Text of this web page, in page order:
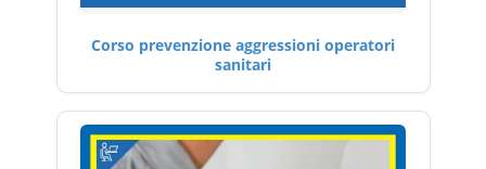
Corso prevenzione aggressioni operatori
sanitari